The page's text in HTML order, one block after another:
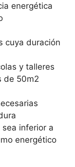
energética
cuya duración
y talleres
de 50m2
inferior a
energético